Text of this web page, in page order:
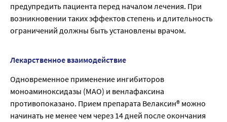
предупредить пациента перед началом лечения. При
возникновении таких эффектов степень и длительность
ограничений должны быть установлены врачом.
Лекарственное взаимодействие
Одновременное применение ингибиторов
моноаминоксидазы (МАО) и венлафаксина
противопоказано. Прием препарата Велаксин® можно
начинать не менее чем через 14 дней после окончания